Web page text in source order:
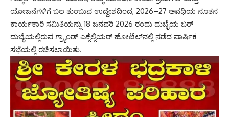
ಯೋಜನೆಗಳಿಗೆ ಬಲ ತುಂಬುವ ಉದ್ದೇಶದಿಂದ, 2026–27 ಅವಧಿಯ ನೂತನ
ಕಾರ್ಯಕಾರಿ ಸಮಿತಿಯನ್ನು 18 ಜನವರಿ 2026 ರಂದು ದುಬೈಯ ಬರ್
ದುಬೈಯಲ್ಲಿರುವ ಗ್ರ್ಯಾಂಡ್ ಎಕ್ಸೆಲ್ಸಿಯರ್ ಹೋಟೆಲ್‌ನಲ್ಲಿ ನಡೆದ ವಾರ್ಷಿಕ
ಸಭೆಯಲ್ಲಿ ರಚಿಸಲಾಯಿತು.